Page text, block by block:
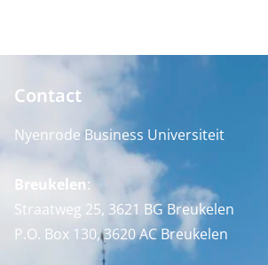
Contact
Nyenrode Business Universiteit
Breukelen:
Straatweg 25, 3621 BG Breukelen
P.O. Box 130, 3620 AC Breukelen